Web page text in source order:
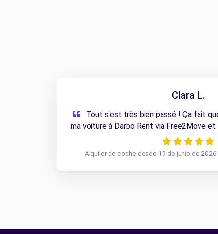
Clara L.
Tout s’est très bien passé ! Ça fait
ma voiture à Darbo Rent via Free2Move et
Alquiler de coche desde 19 de junio de